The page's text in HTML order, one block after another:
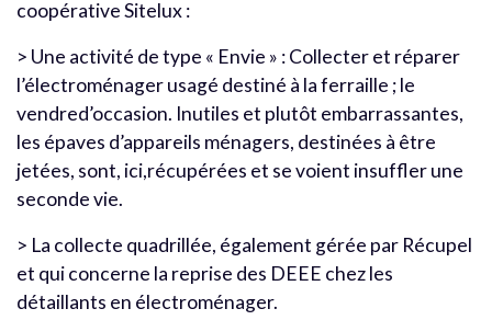
coopérative Sitelux :
> Une activité de type « Envie » : Collecter et réparer
l’électroménager usagé destiné à la ferraille ; le
vendred’occasion. Inutiles et plutôt embarrassantes,
les épaves d’appareils ménagers, destinées à être
jetées, sont, ici,récupérées et se voient insuffler une
seconde vie.
> La collecte quadrillée, également gérée par Récupel
et qui concerne la reprise des DEEE chez les
détaillants en électroménager.